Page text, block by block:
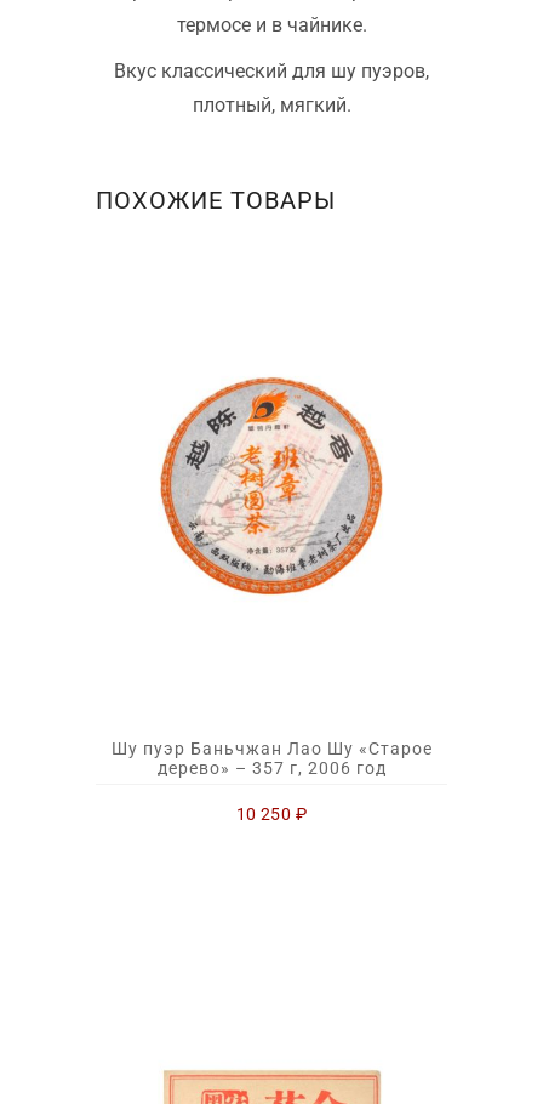
термосе и в чайнике.
Вкус классический для шу пуэров,
плотный, мягкий.
ПОХОЖИЕ ТОВАРЫ
Шу пуэр Баньчжан Лао Шу «Старое
дерево» – 357 г, 2006 год
10 250 ₽